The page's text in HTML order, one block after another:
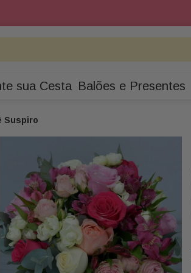
sua Cesta Balões e Presentes
Suspiro